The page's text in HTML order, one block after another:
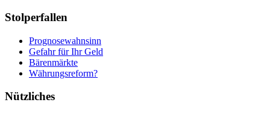
Stolperfallen
Prognosewahnsinn
Gefahr für Ihr Geld
Bärenmärkte
Währungsreform?
Nützliches